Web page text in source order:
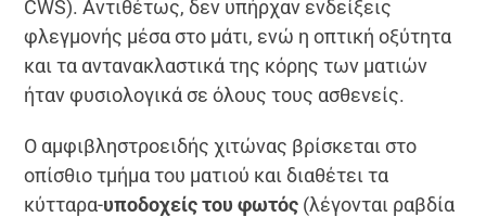
CWS). Αντιθέτως, δεν υπήρχαν ενδείξεις
φλεγμονής μέσα στο μάτι, ενώ η οπτική οξύτητα
και τα αντανακλαστικά της κόρης των ματιών
ήταν φυσιολογικά σε όλους τους ασθενείς.
Ο αμφιβληστροειδής χιτώνας βρίσκεται στο
οπίσθιο τμήμα του ματιού και διαθέτει τα
κύτταρα-υποδοχείς του φωτός (λέγονται ραβδία